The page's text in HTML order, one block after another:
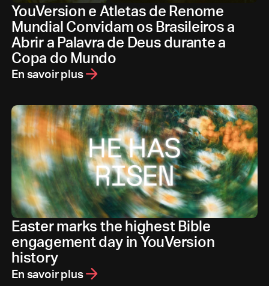
YouVersion e Atletas de Renome
Mundial Convidam os Brasileiros a
Abrir a Palavra de Deus durante a
Copa do Mundo
En savoir plus
Easter marks the highest Bible
engagement day in YouVersion
history
En savoir plus